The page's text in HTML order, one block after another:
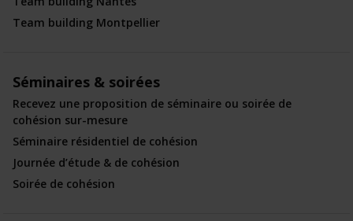
Team building Montpellier
Séminaires & soirées
Recevez une proposition de séminaire ou soirée de
cohésion sur-mesure
Séminaire résidentiel de cohésion
Journée d’étude & de cohésion
Soirée de cohésion